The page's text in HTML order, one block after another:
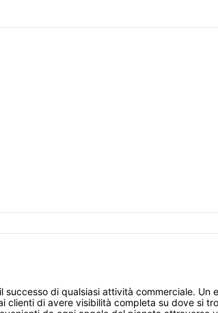
di qualsiasi attività commerciale. Un
di avere visibilità completa su dove si